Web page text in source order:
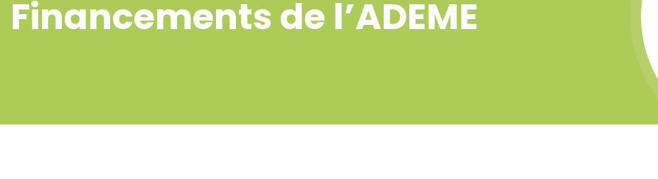
Financements de l’ADEME